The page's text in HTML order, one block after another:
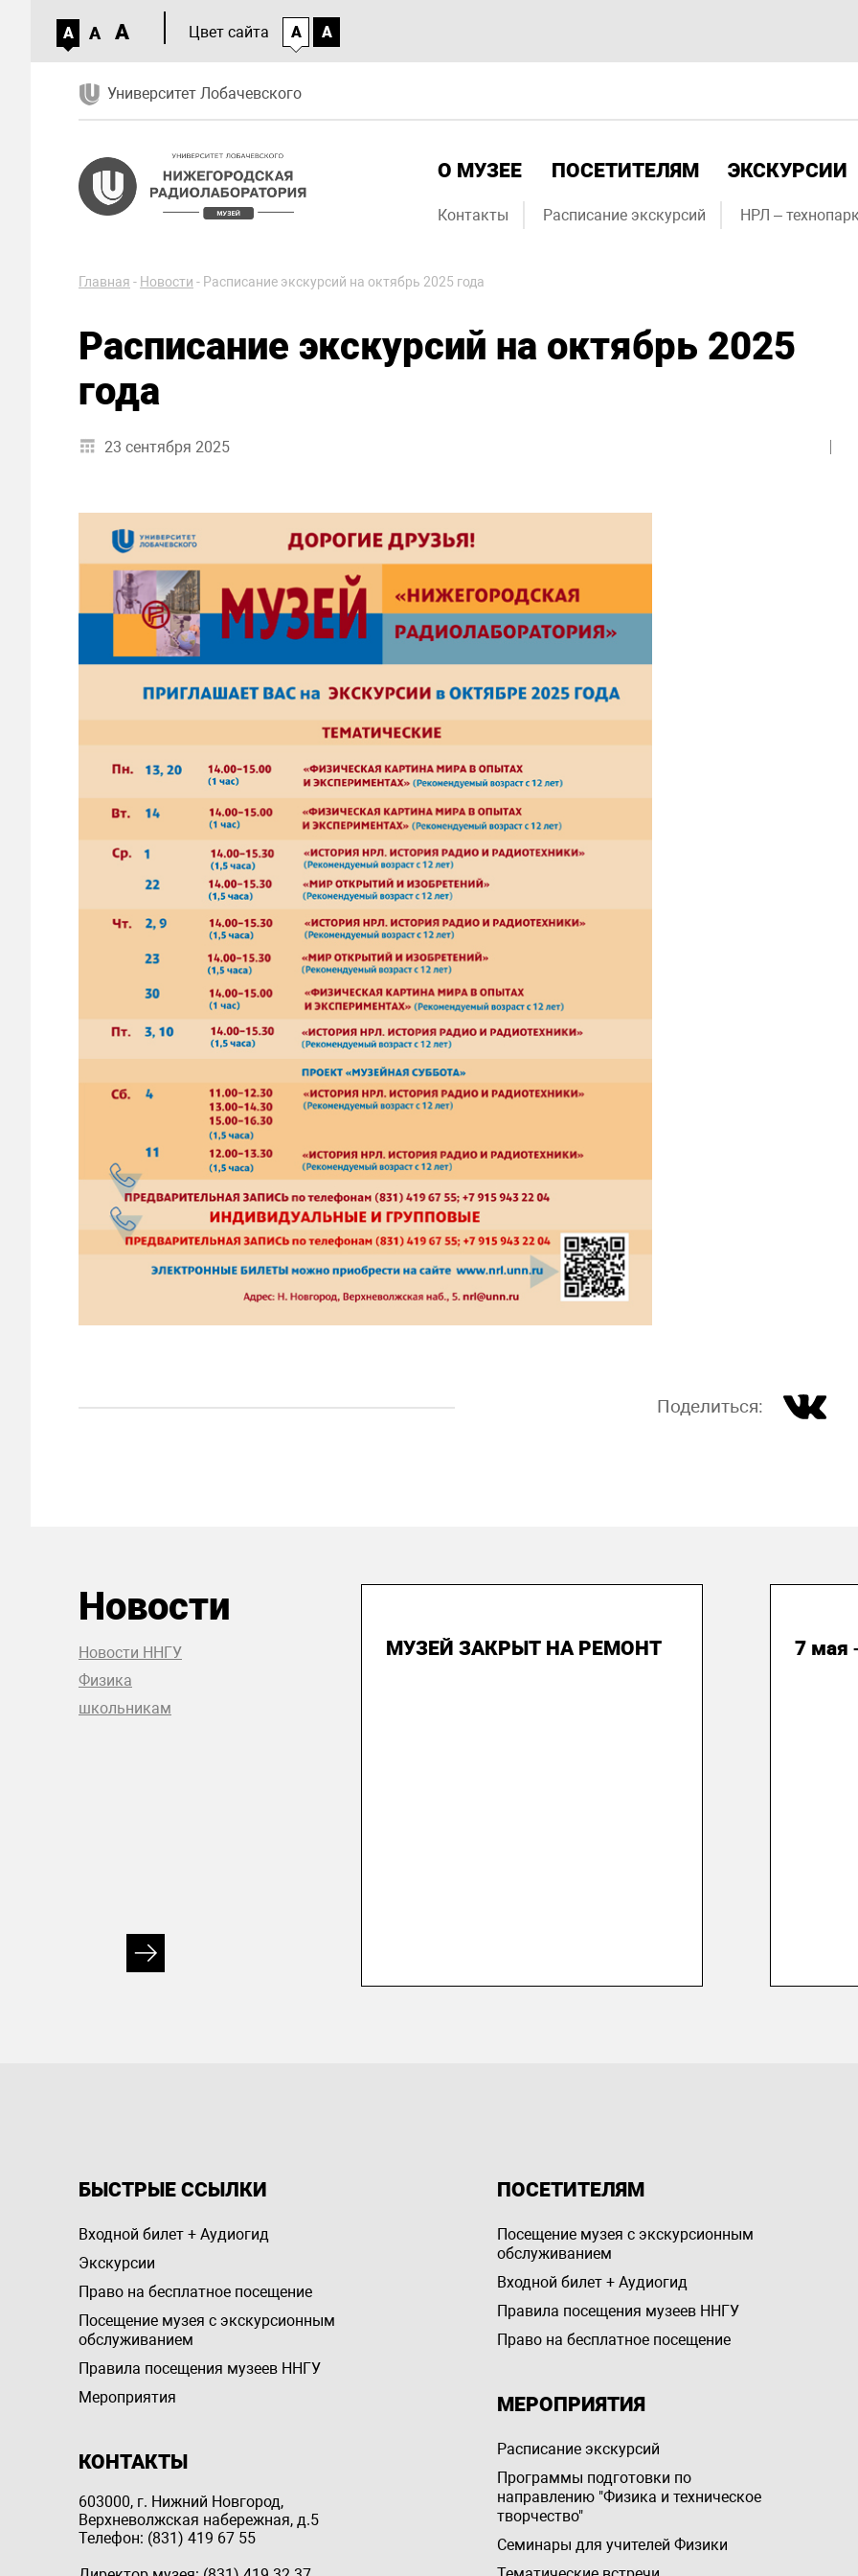
A A A Цвет сайта A A
Университет Лобачевского
О МУЗЕЕ ПОСЕТИТЕЛЯМ ЭКСКУРСИИ
Контакты Расписание экскурсий НРЛ –
Главная - Новости - Расписание экскурсий на октябрь 2025 года
Расписание экскурсий на октябрь 2025
года
23 сентября 2025
Поделиться:
Новости
Новости ННГУ
Физика
школьникам
МУЗЕЙ ЗАКРЫТ НА РЕМОНТ 7 мая
БЫСТРЫЕ ССЫЛКИ
Входной билет + Аудиогид
Экскурсии
Право на бесплатное посещение
Посещение музея с экскурсионным
обслуживанием
Правила посещения музеев ННГУ
Мероприятия
КОНТАКТЫ
603000, г. Нижний Новгород,
Верхневолжская набережная, д.5
Телефон: (831) 419 67 55
ПОСЕТИТЕЛЯМ
Посещение музея с экскурсионным
обслуживанием
Входной билет + Аудиогид
Правила посещения музеев ННГУ
Право на бесплатное посещение
МЕРОПРИЯТИЯ
Расписание экскурсий
Программы подготовки по
направлению "Физика и техническое
творчество"
Семинары для учителей Физики